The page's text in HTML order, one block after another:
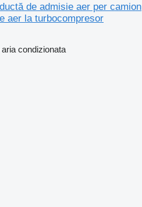
de admisie aer per camion
aer la turbocompresor
condizionata